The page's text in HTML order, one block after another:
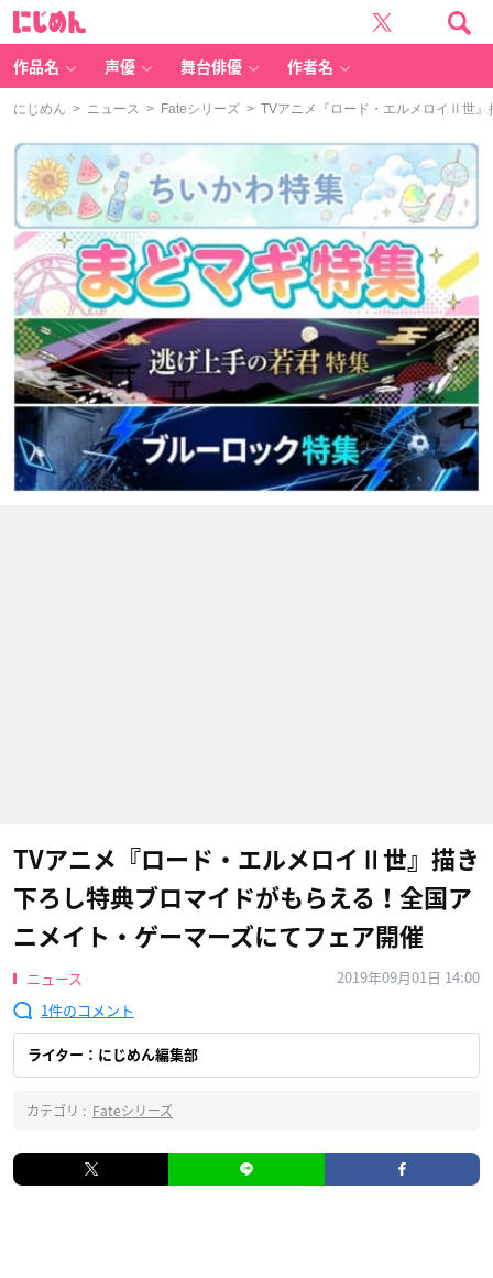
作品名 声優 舞台俳優 作者名
にじめん > ニュース > Fateシリーズ > TVアニメ『ロード・エルメロイⅡ世』
TVアニメ『ロード・エルメロイⅡ世』描き
下ろし特典ブロマイドがもらえる！全国ア
ニメイト・ゲーマーズにてフェア開催
ニュース
2019年09月01日 14:00
1
ライター：にじめん編集部
カテゴリ : Fateシリーズ